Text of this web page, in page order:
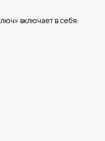
включает в себя: